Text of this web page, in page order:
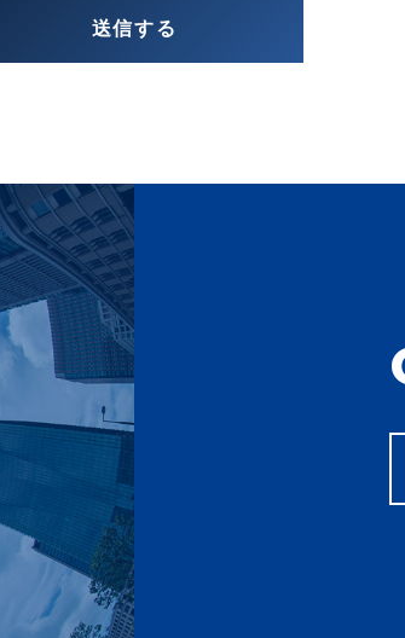
除き第三者に提供いたしません。
る場合であって、人の同意を得ることが困難であ
めに特に必要がある場合であって本人の、同意を
けた者が法令の定める事務を遂行することに対し
行に支障を及ぼすおそれがあるとき
を提供するために業務の一部を外部に委託してい
人情報を適切に取り扱っていると認められる委託
個人情報の漏洩防止に必要な事項を取決め、適切